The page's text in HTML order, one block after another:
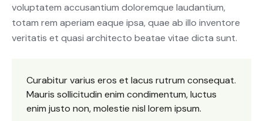
voluptatem accusantium doloremque laudantium,
totam rem aperiam eaque ipsa, quae ab illo inventore
veritatis et quasi architecto beatae vitae dicta sunt.
Curabitur varius eros et lacus rutrum consequat.
Mauris sollicitudin enim condimentum, luctus
enim justo non, molestie nisl lorem ipsum.